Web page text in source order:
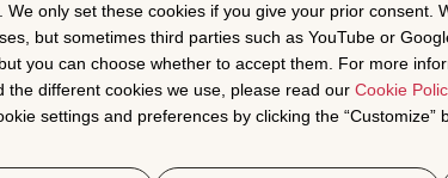
We only set these cookies if you give your prior consent.
but sometimes third parties such as YouTube or
you can choose whether to accept them. For more
the different cookies we use, please read our Cookie
settings and preferences by clicking the “Customize”
券与促销：提供礼品卡、会员卡、奖励、优惠券、
佣金调查的应用。
在AppTweak 的 Market Intelligence 中深入研究您